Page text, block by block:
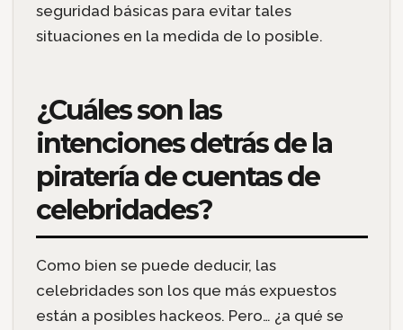
seguridad básicas para evitar tales
situaciones en la medida de lo posible.
¿Cuáles son las
intenciones detrás de la
piratería de cuentas de
celebridades?
Como bien se puede deducir, las
celebridades son los que más expuestos
están a posibles hackeos. Pero… ¿a qué se